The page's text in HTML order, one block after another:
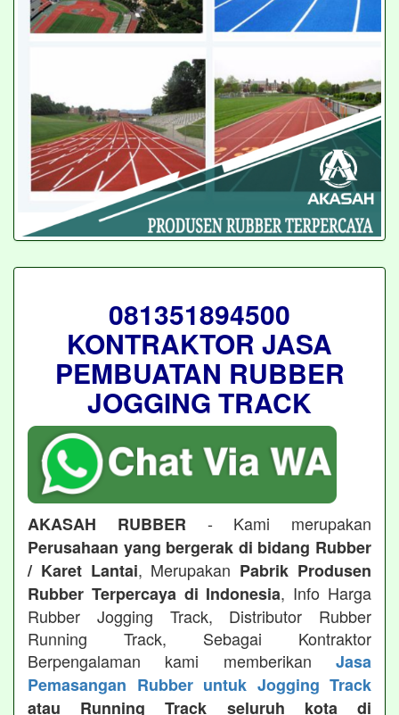
081351894500
KONTRAKTOR JASA
PEMBUATAN RUBBER
JOGGING TRACK
AKASAH RUBBER - Kami merupakan
Perusahaan yang bergerak di bidang Rubber
/ Karet Lantai, Merupakan Pabrik Produsen
Rubber Terpercaya di Indonesia, Info Harga
Rubber Jogging Track, Distributor Rubber
Running Track, Sebagai Kontraktor
Berpengalaman kami memberikan Jasa
Pemasangan Rubber untuk Jogging Track
atau Running Track seluruh kota di